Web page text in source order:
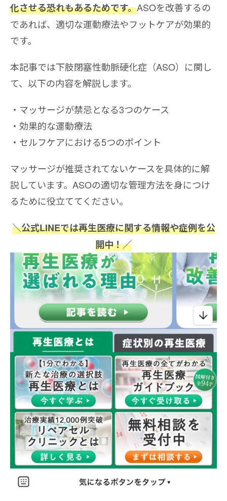
化させる恐れもあるためです。ASOを改善するの
であれば、適切な運動療法やフットケアが効果的
です。
本記事では下肢閉塞性動脈硬化症（ASO）に関し
て、以下の内容を解説します。
マッサージが禁忌となる3つのケース
効果的な運動療法
セルフケアにおける5つのポイント
マッサージが推奨されてないケースを具体的に解
説しています。ASOの適切な管理方法を身につけ
るために役立ててください。
＼公式LINEでは再生医療に関する情報や症例を公
開中！／